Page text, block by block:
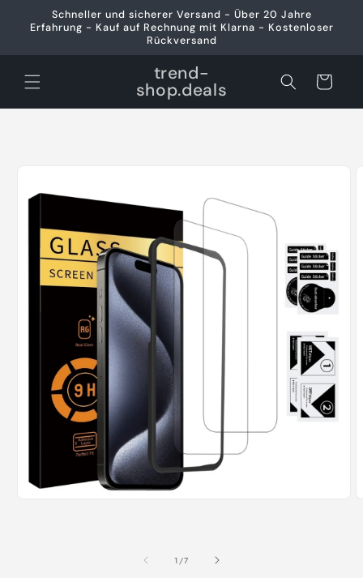
Inhalt
Schneller und sicherer Versand - Über 20 Jahre
Erfahrung - Kauf auf Rechnung mit Klarna - Kostenloser
Rückversand
trend-
shop.deals Warenkorb
1 /von
7